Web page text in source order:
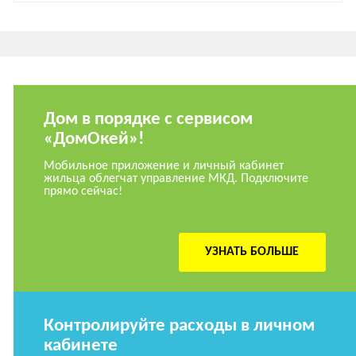
Дом в порядке с сервисом
«ДомОкей»!
Мобильное приложение и личный кабинет
жильца облегчат управление МКД. Подключите
прямо сейчас!
УЗНАТЬ БОЛЬШЕ
Контролируйте расходы в личном
кабинете